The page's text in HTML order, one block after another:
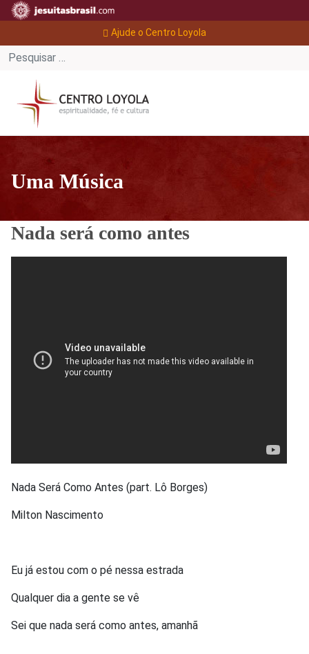
Ajude o Centro Loyola
Uma Música
Nada será como antes
Nada Será Como Antes (part. Lô Borges)
Milton Nascimento
Eu já estou com o pé nessa estrada
Qualquer dia a gente se vê
Sei que nada será como antes, amanhã